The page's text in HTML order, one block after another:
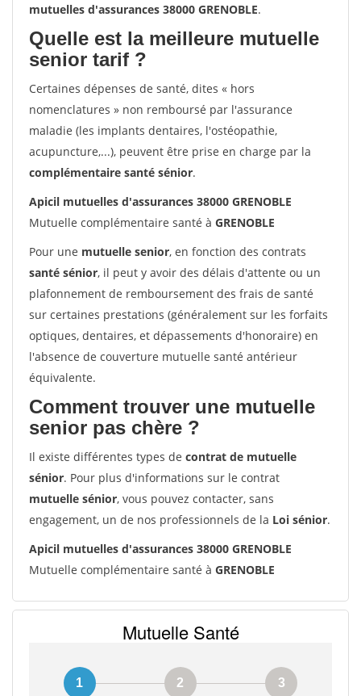
mutuelles d'assurances 38000 GRENOBLE.
Quelle est la meilleure mutuelle
senior tarif ?
Certaines dépenses de santé, dites « hors
nomenclatures » non remboursé par l'assurance
maladie (les implants dentaires, l'ostéopathie,
acupuncture,...), peuvent être prise en charge par la
complémentaire santé sénior.
Apicil mutuelles d'assurances 38000 GRENOBLE
Mutuelle complémentaire santé à GRENOBLE
Pour une mutuelle senior, en fonction des contrats
santé sénior, il peut y avoir des délais d'attente ou un
plafonnement de remboursement des frais de santé
sur certaines prestations (généralement sur les forfaits
optiques, dentaires, et dépassements d'honoraire) en
l'absence de couverture mutuelle santé antérieur
équivalente.
Comment trouver une mutuelle
senior pas chère ?
Il existe différentes types de contrat de mutuelle
sénior. Pour plus d'informations sur le contrat
mutuelle sénior, vous pouvez contacter, sans
engagement, un de nos professionnels de la Loi sénior.
Apicil mutuelles d'assurances 38000 GRENOBLE
Mutuelle complémentaire santé à GRENOBLE